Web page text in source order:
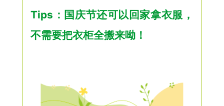
Tips：国庆节还可以回家拿衣服，
不需要把衣柜全搬来呦！